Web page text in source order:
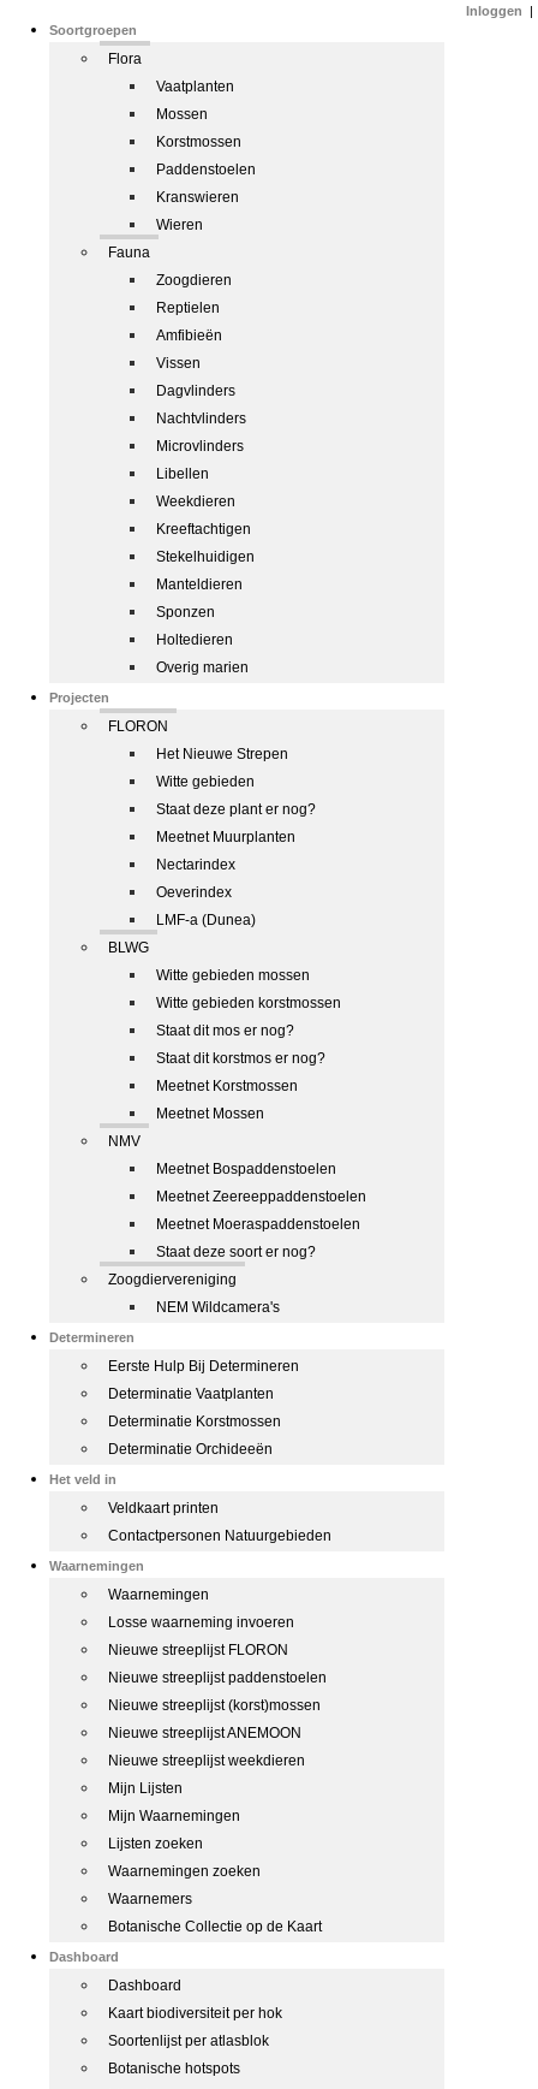
Soortgroepen
Flora
Vaatplanten
Mossen
Korstmossen
Paddenstoelen
Kranswieren
Wieren
Fauna
Zoogdieren
Reptielen
Amfibieën
Vissen
Dagvlinders
Nachtvlinders
Microvlinders
Libellen
Weekdieren
Kreeftachtigen
Stekelhuidigen
Manteldieren
Sponzen
Holtedieren
Overig marien
Projecten
FLORON
Het Nieuwe Strepen
Witte gebieden
Staat deze plant er nog?
Meetnet Muurplanten
Nectarindex
Oeverindex
LMF-a (Dunea)
BLWG
Witte gebieden mossen
Witte gebieden korstmossen
Staat dit mos er nog?
Staat dit korstmos er nog?
Meetnet Korstmossen
Meetnet Mossen
NMV
Meetnet Bospaddenstoelen
Meetnet Zeereeppaddenstoelen
Meetnet Moeraspaddenstoelen
Staat deze soort er nog?
Zoogdiervereniging
NEM Wildcamera's
Determineren
Eerste Hulp Bij Determineren
Determinatie Vaatplanten
Determinatie Korstmossen
Determinatie Orchideeën
Het veld in
Veldkaart printen
Contactpersonen Natuurgebieden
Waarnemingen
Waarnemingen
Losse waarneming invoeren
Nieuwe streeplijst FLORON
Nieuwe streeplijst paddenstoelen
Nieuwe streeplijst (korst)mossen
Nieuwe streeplijst ANEMOON
Nieuwe streeplijst weekdieren
Mijn Lijsten
Mijn Waarnemingen
Lijsten zoeken
Waarnemingen zoeken
Waarnemers
Botanische Collectie op de Kaart
Dashboard
Dashboard
Kaart biodiversiteit per hok
Soortenlijst per atlasblok
Botanische hotspots
Inloggen |